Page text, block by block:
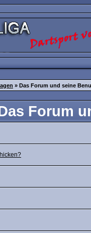
» Das Forum und seine
Forum